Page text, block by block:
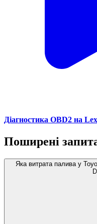
Діагностика OBD2 на
Поширені
Яка витрата палива у